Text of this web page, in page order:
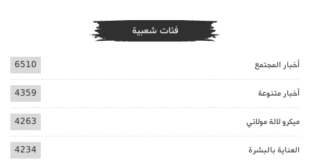
فئات شعبية
أخبار المجتمع 6510
أخبار متنوعة 4359
ميكرو لالة مولاتي 4263
العناية بالبشرة 4234